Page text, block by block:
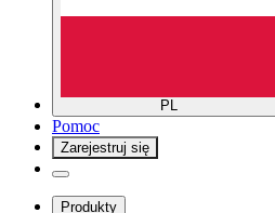
PL
Pomoc
Zarejestruj się
Produkty